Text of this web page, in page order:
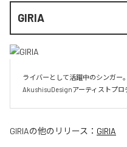
GIRIA
ライバーとして活躍中のシンガー。
AkushisuDesignアーティストプロ
GIRIAの他のリリース： GIRIA